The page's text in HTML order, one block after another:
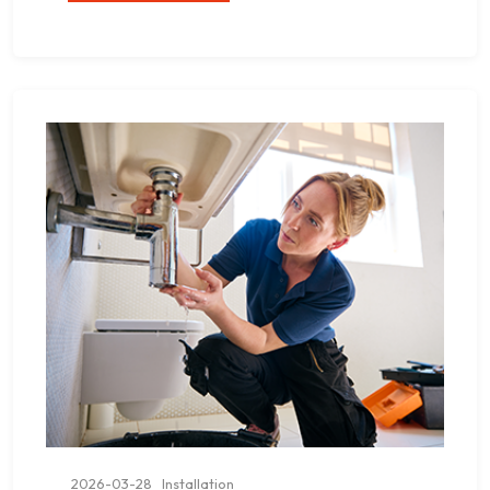
2026-03-28 Installation